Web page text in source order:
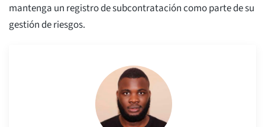
mantenga un registro de subcontratación como parte de su
gestión de riesgos.